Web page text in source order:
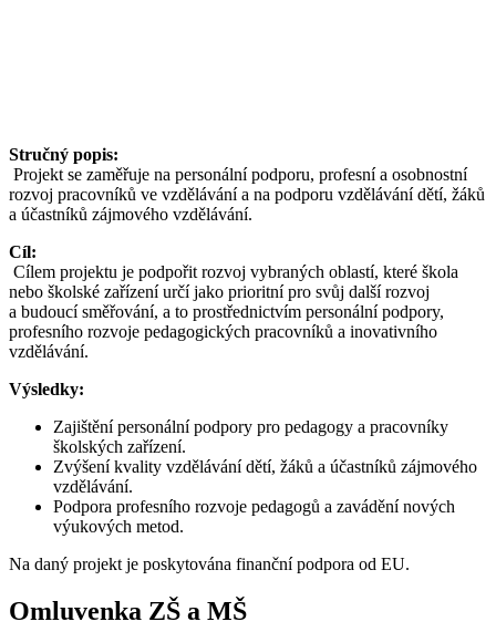
Stručný popis:
Projekt se zaměřuje na personální podporu, profesní a osobnostní
rozvoj pracovníků ve vzdělávání a na podporu vzdělávání dětí, žáků
a účastníků zájmového vzdělávání.
Cíl:
Cílem projektu je podpořit rozvoj vybraných oblastí, které škola
nebo školské zařízení určí jako prioritní pro svůj další rozvoj
a budoucí směřování, a to prostřednictvím personální podpory,
profesního rozvoje pedagogických pracovníků a inovativního
vzdělávání.
Výsledky:
Zajištění personální podpory pro pedagogy a pracovníky
školských zařízení.
Zvýšení kvality vzdělávání dětí, žáků a účastníků zájmového
vzdělávání.
Podpora profesního rozvoje pedagogů a zavádění nových
výukových metod.
Na daný projekt je poskytována finanční podpora od EU.
Omluvenka ZŠ a MŠ